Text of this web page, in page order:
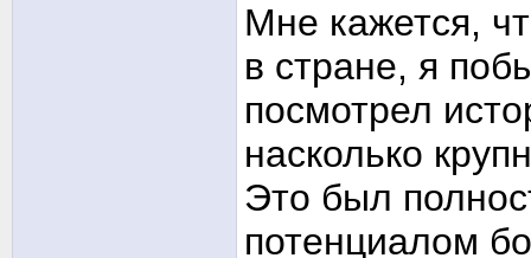
Мне кажется,
в стране, я
посмотрел
насколько
Это был
потенциалом